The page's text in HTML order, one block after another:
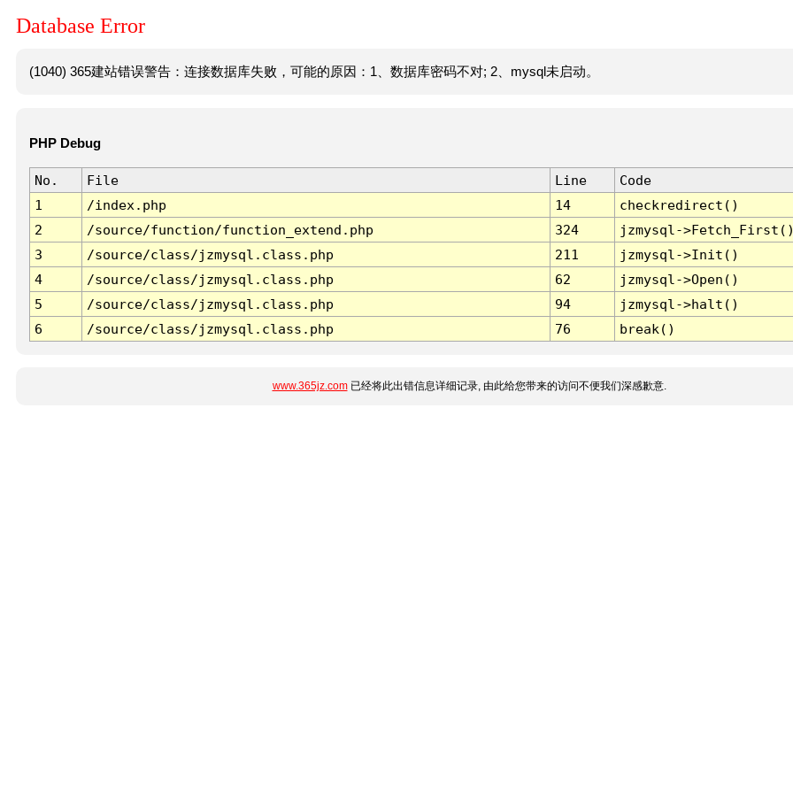
Database Error
(1040) 365建站错误警告：连接数据库失败，可能的原因：1、数据库密码不对; 2、mysql未启动。
PHP Debug
No. File Line
Code
1
/index.php 14
checkredirect()
2
/source/function/function_extend.php 324
jzmysql-
3
/source/class/jzmysql.class.php 211
jzmysql->Init()
4
/source/class/jzmysql.class.php 62
jzmysql->Open()
5
/source/class/jzmysql.class.php 94
jzmysql->halt()
6
/source/class/jzmysql.class.php 76 break()
www.365jz.com已经将此出错信息详细记录, 由此给您带来的访问不便我们深感歉意.